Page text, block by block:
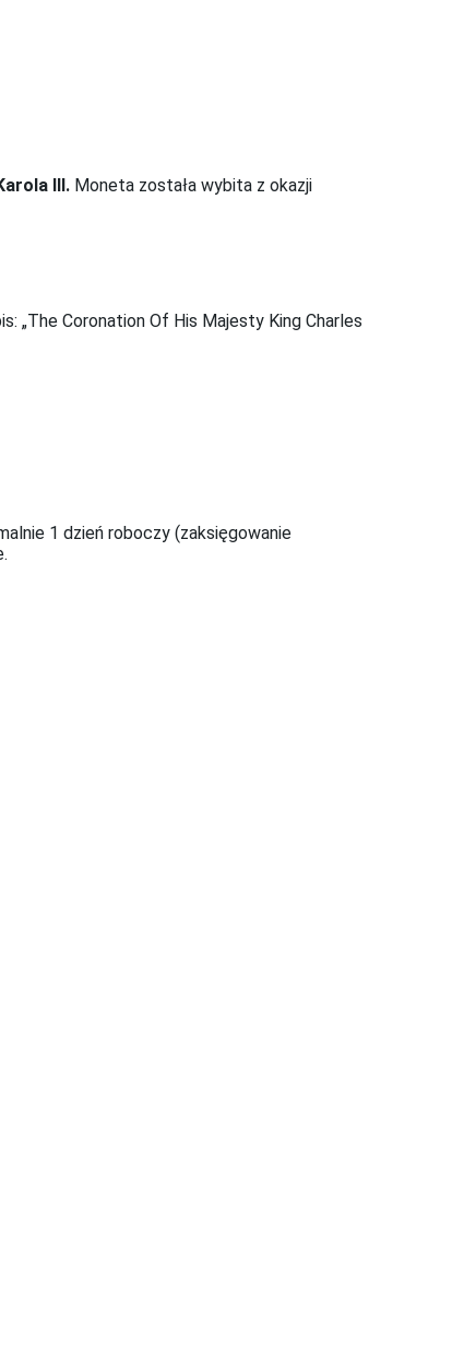
III. Moneta została wybita z okazji
„The Coronation Of His Majesty King Charles
1 dzień roboczy (zaksięgowanie